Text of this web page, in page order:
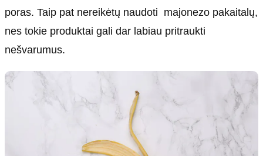
poras. Taip pat nereikėtų naudoti majonezo pakaitalų,
nes tokie produktai gali dar labiau pritraukti
nešvarumus.